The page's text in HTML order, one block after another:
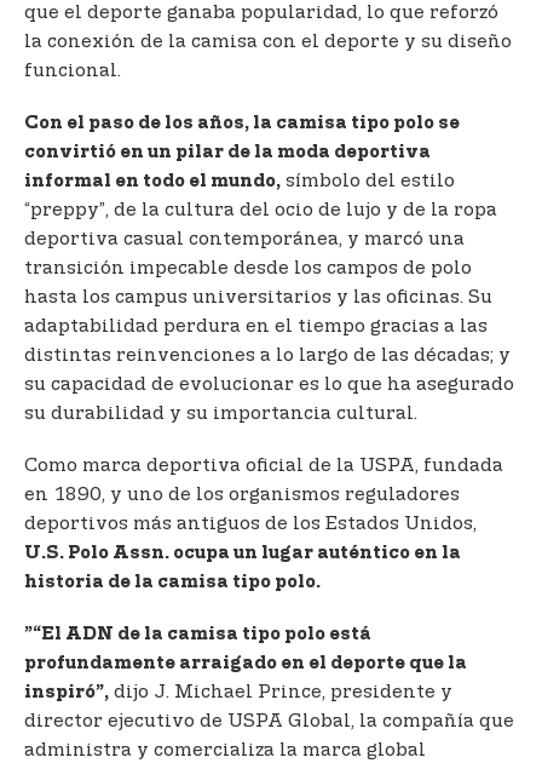
que el deporte ganaba popularidad, lo que reforzó
la conexión de la camisa con el deporte y su diseño
funcional.
Con el paso de los años, la camisa tipo polo se
convirtió en un pilar de la moda deportiva
informal en todo el mundo, símbolo del estilo
“preppy”, de la cultura del ocio de lujo y de la ropa
deportiva casual contemporánea, y marcó una
transición impecable desde los campos de polo
hasta los campus universitarios y las oficinas. Su
adaptabilidad perdura en el tiempo gracias a las
distintas reinvenciones a lo largo de las décadas; y
su capacidad de evolucionar es lo que ha asegurado
su durabilidad y su importancia cultural.
Como marca deportiva oficial de la USPA, fundada
en 1890, y uno de los organismos reguladores
deportivos más antiguos de los Estados Unidos,
U.S. Polo Assn. ocupa un lugar auténtico en la
historia de la camisa tipo polo.
”“El ADN de la camisa tipo polo está
profundamente arraigado en el deporte que la
inspiró”, dijo J. Michael Prince, presidente y
director ejecutivo de USPA Global, la compañía que
administra y comercializa la marca global